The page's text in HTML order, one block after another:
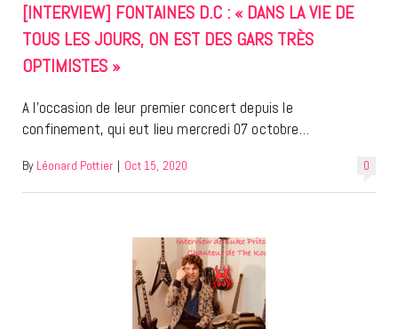
[INTERVIEW] FONTAINES D.C : « DANS LA VIE DE
TOUS LES JOURS, ON EST DES GARS TRÈS
OPTIMISTES »
A l’occasion de leur premier concert depuis le
confinement, qui eut lieu mercredi 07 octobre…
0
By Léonard Pottier | Oct 15, 2020